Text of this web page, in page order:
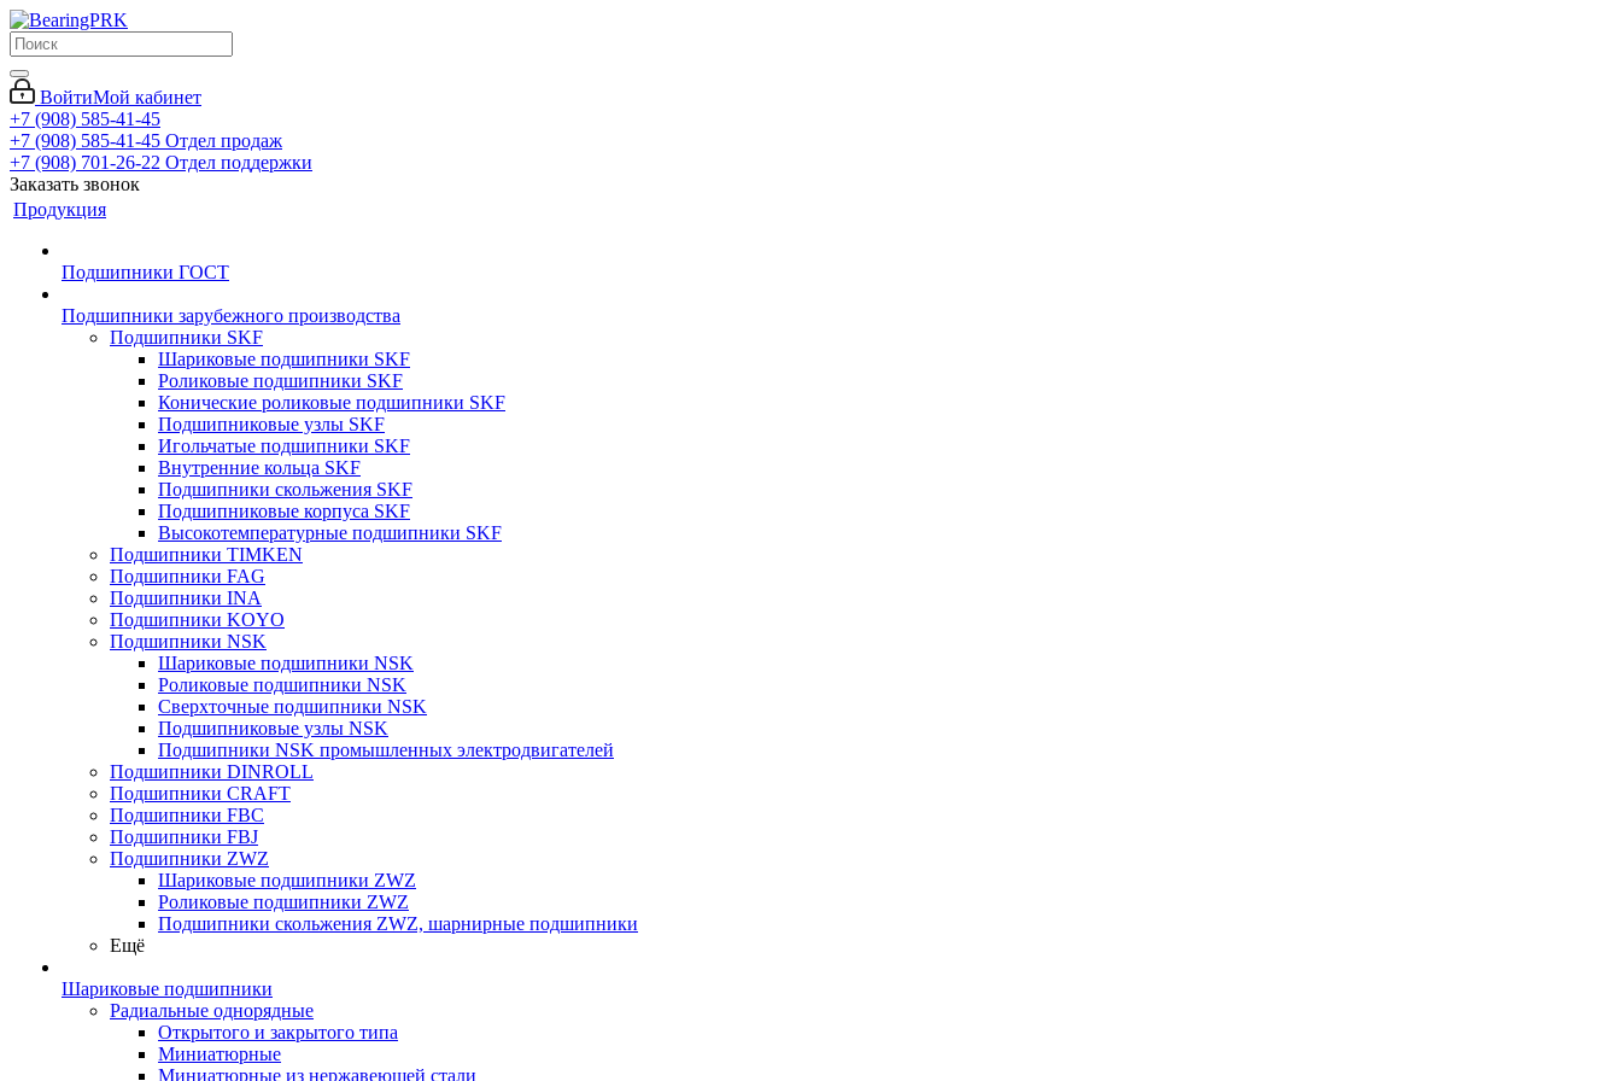
ВойтиМой кабинет
+7 (908) 585-41-45
+7 (908) 585-41-45 Отдел продаж
+7 (908) 701-26-22 Отдел поддержки
Заказать звонок
Продукция
Подшипники ГОСТ
Подшипники зарубежного производства
Подшипники SKF
Шариковые подшипники SKF
Роликовые подшипники SKF
Конические роликовые подшипники SKF
Подшипниковые узлы SKF
Игольчатые подшипники SKF
Внутренние кольца SKF
Подшипники скольжения SKF
Подшипниковые корпуса SKF
Высокотемпературные подшипники SKF
Подшипники TIMKEN
Подшипники FAG
Подшипники INA
Подшипники KOYO
Подшипники NSK
Шариковые подшипники NSK
Роликовые подшипники NSK
Сверхточные подшипники NSK
Подшипниковые узлы NSK
Подшипники NSK промышленных электродвигателей
Подшипники DINROLL
Подшипники CRAFT
Подшипники FBC
Подшипники FBJ
Подшипники ZWZ
Шариковые подшипники ZWZ
Роликовые подшипники ZWZ
Подшипники скольжения ZWZ, шарнирные подшипники
Ещё
Шариковые подшипники
Радиальные однорядные
Открытого и закрытого типа
Миниатюрные
Миниатюрные из нержавеющей стали